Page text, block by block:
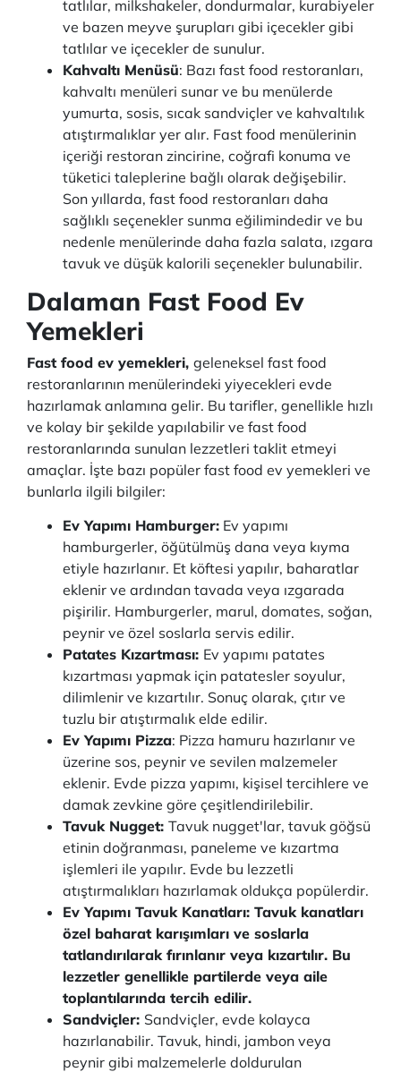
tatlılar, milkshakeler, dondurmalar, kurabiyeler
ve bazen meyve şurupları gibi içecekler gibi
tatlılar ve içecekler de sunulur.
Kahvaltı Menüsü: Bazı fast food restoranları,
kahvaltı menüleri sunar ve bu menülerde
yumurta, sosis, sıcak sandviçler ve kahvaltılık
atıştırmalıklar yer alır. Fast food menülerinin
içeriği restoran zincirine, coğrafi konuma ve
tüketici taleplerine bağlı olarak değişebilir.
Son yıllarda, fast food restoranları daha
sağlıklı seçenekler sunma eğilimindedir ve bu
nedenle menülerinde daha fazla salata, ızgara
tavuk ve düşük kalorili seçenekler bulunabilir.
Dalaman Fast Food Ev
Yemekleri
Fast food ev yemekleri, geleneksel fast food
restoranlarının menülerindeki yiyecekleri evde
hazırlamak anlamına gelir. Bu tarifler, genellikle hızlı
ve kolay bir şekilde yapılabilir ve fast food
restoranlarında sunulan lezzetleri taklit etmeyi
amaçlar. İşte bazı popüler fast food ev yemekleri ve
bunlarla ilgili bilgiler:
Ev Yapımı Hamburger: Ev yapımı
hamburgerler, öğütülmüş dana veya kıyma
etiyle hazırlanır. Et köftesi yapılır, baharatlar
eklenir ve ardından tavada veya ızgarada
pişirilir. Hamburgerler, marul, domates, soğan,
peynir ve özel soslarla servis edilir.
Patates Kızartması: Ev yapımı patates
kızartması yapmak için patatesler soyulur,
dilimlenir ve kızartılır. Sonuç olarak, çıtır ve
tuzlu bir atıştırmalık elde edilir.
Ev Yapımı Pizza: Pizza hamuru hazırlanır ve
üzerine sos, peynir ve sevilen malzemeler
eklenir. Evde pizza yapımı, kişisel tercihlere ve
damak zevkine göre çeşitlendirilebilir.
Tavuk Nugget: Tavuk nugget'lar, tavuk göğsü
etinin doğranması, paneleme ve kızartma
işlemleri ile yapılır. Evde bu lezzetli
atıştırmalıkları hazırlamak oldukça popülerdir.
Ev Yapımı Tavuk Kanatları: Tavuk kanatları
özel baharat karışımları ve soslarla
tatlandırılarak fırınlanır veya kızartılır. Bu
lezzetler genellikle partilerde veya aile
toplantılarında tercih edilir.
Sandviçler: Sandviçler, evde kolayca
hazırlanabilir. Tavuk, hindi, jambon veya
peynir gibi malzemelerle doldurulan